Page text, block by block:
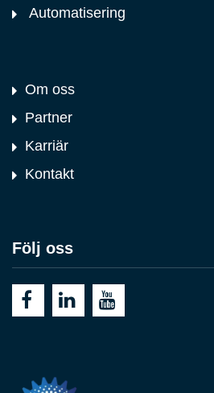
Automatisering
Om oss
Partner
Karriär
Kontakt
Följ oss